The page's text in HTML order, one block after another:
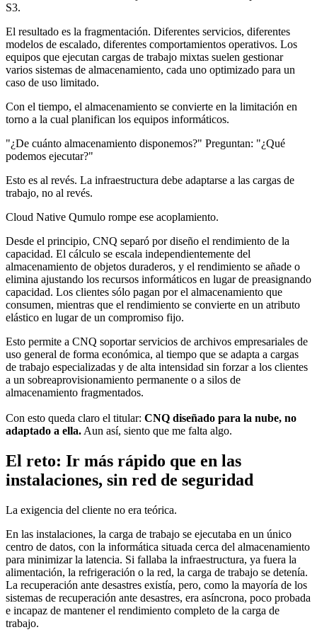
S3.
El resultado es la fragmentación. Diferentes servicios, diferentes
modelos de escalado, diferentes comportamientos operativos. Los
equipos que ejecutan cargas de trabajo mixtas suelen gestionar
varios sistemas de almacenamiento, cada uno optimizado para un
caso de uso limitado.
Con el tiempo, el almacenamiento se convierte en la limitación en
torno a la cual planifican los equipos informáticos.
"¿De cuánto almacenamiento disponemos?" Preguntan: "¿Qué
podemos ejecutar?"
Esto es al revés. La infraestructura debe adaptarse a las cargas de
trabajo, no al revés.
Cloud Native Qumulo rompe ese acoplamiento.
Desde el principio, CNQ separó por diseño el rendimiento de la
capacidad. El cálculo se escala independientemente del
almacenamiento de objetos duraderos, y el rendimiento se añade o
elimina ajustando los recursos informáticos en lugar de preasignando
capacidad. Los clientes sólo pagan por el almacenamiento que
consumen, mientras que el rendimiento se convierte en un atributo
elástico en lugar de un compromiso fijo.
Esto permite a CNQ soportar servicios de archivos empresariales de
uso general de forma económica, al tiempo que se adapta a cargas
de trabajo especializadas y de alta intensidad sin forzar a los clientes
a un sobreaprovisionamiento permanente o a silos de
almacenamiento fragmentados.
Con esto queda claro el titular: CNQ diseñado para la nube, no
adaptado a ella. Aun así, siento que me falta algo.
El reto: Ir más rápido que en las
instalaciones, sin red de seguridad
La exigencia del cliente no era teórica.
En las instalaciones, la carga de trabajo se ejecutaba en un único
centro de datos, con la informática situada cerca del almacenamiento
para minimizar la latencia. Si fallaba la infraestructura, ya fuera la
alimentación, la refrigeración o la red, la carga de trabajo se detenía.
La recuperación ante desastres existía, pero, como la mayoría de los
sistemas de recuperación ante desastres, era asíncrona, poco probada
e incapaz de mantener el rendimiento completo de la carga de
trabajo.